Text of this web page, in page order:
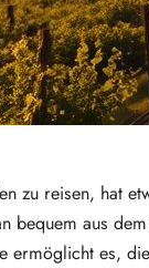
zu reisen, hat
bequem aus
ermöglicht es,